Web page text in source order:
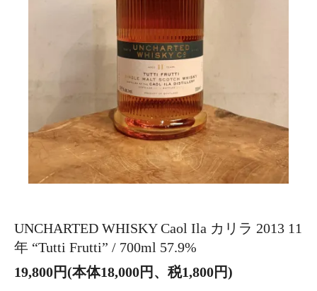
UNCHARTED WHISKY Caol Ila カリラ 2013 11
年 “Tutti Frutti” / 700ml 57.9%
19,800円(本体18,000円、税1,800円)